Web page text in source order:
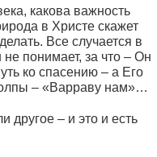
какова важность
в Христе скажет
Все случается в
понимает, за что – Он
ко спасению – а Его
– «Варраву нам»…
другое – и это и есть